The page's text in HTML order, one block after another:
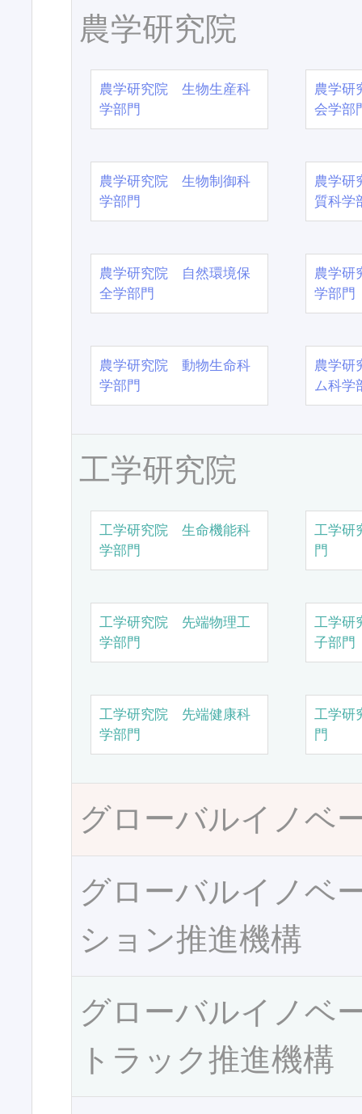
農学研究院
農学研究院 生物生産科
学部門
農学
会学部
農学研究院 生物制御科
学部門
農学
質科学
農学研究院 自然環境保
全学部門
農学
学部門
農学研究院 動物生命科
学部門
農学
ム科学
工学研究院
工学研究院 生命機能科
学部門
工学研
門
工学研究院 先端物理工
学部門
工学研
子部門
工学研究院 先端健康科
学部門
工学研
門
グローバルイノベ
グローバルイノベ
ション推進機構
グローバルイノベ
トラック推進機構